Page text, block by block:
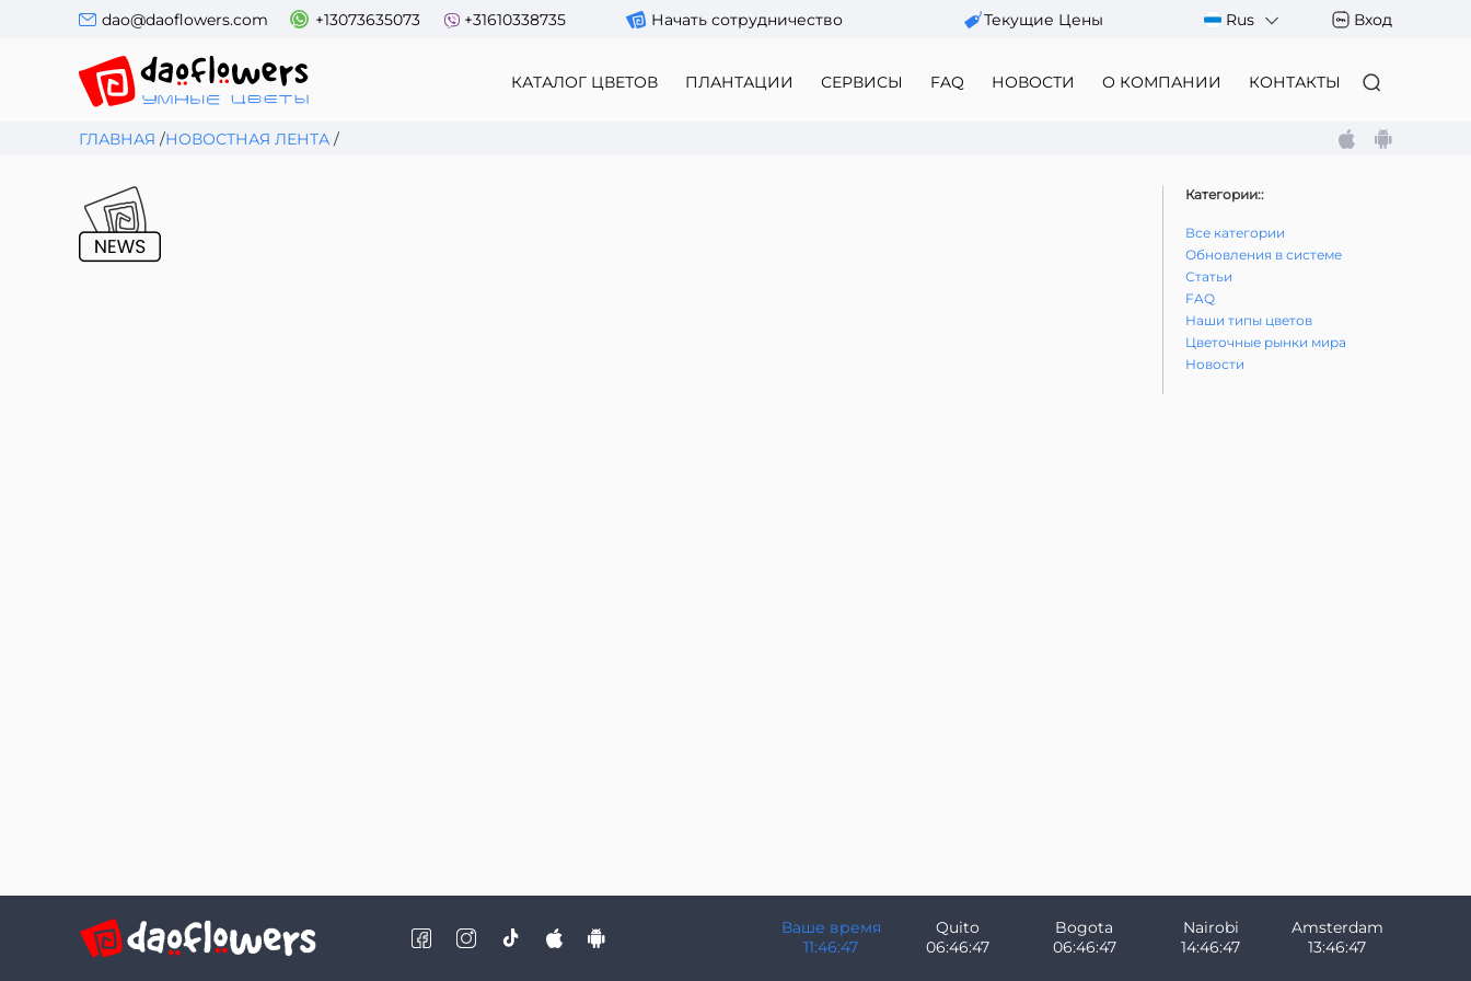
dao@daoflowers.com +13073635073 +31610338735 Начать сотрудничество Текущие Цены Rus Вход
КАТАЛОГ ЦВЕТОВ ПЛАНТАЦИИ СЕРВИСЫ FAQ НОВОСТИ О КОМПАНИИ КОНТАКТЫ
ГЛАВНАЯ /НОВОСТНАЯ ЛЕНТА /
Категории::
Все категории
Обновления в системе
Статьи
FAQ
Наши типы цветов
Цветочные рынки мира
Новости
Ваше время
11:46:47
Quito
06:46:47
Bogota
06:46:47
Nairobi
14:46:47
Amsterdam
13:46:47